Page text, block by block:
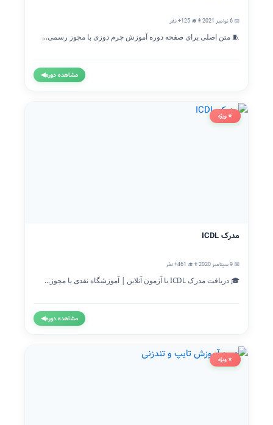
📅 6 نوامبر 2021
👨‍🎓 125+ نفر
🧵 متن اصلی برای صفحه دوره آموزش چرم دوزی با مجوز رسمی...
مشاهده دوره◀
⭐ ویژه
مدرک ICDL
📅 9 سپتامبر 2020
👨‍🎓 461+ نفر
🎓 دریافت مدرک ICDL با آزمون آنلاین | آموزشگاه نقدی با مجوز...
مشاهده دوره◀
⭐ ویژه